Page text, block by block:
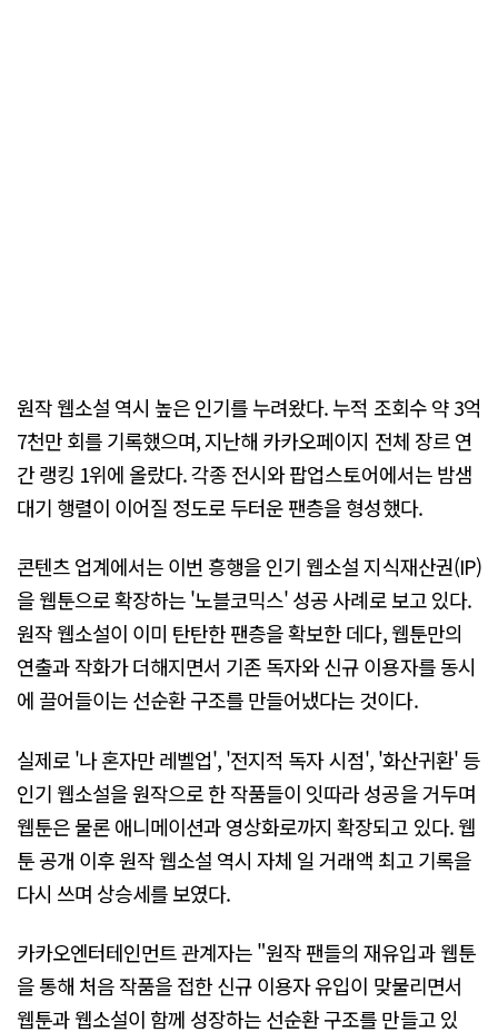
원작 웹소설 역시 높은 인기를 누려왔다. 누적 조회수 약 3억
7천만 회를 기록했으며, 지난해 카카오페이지 전체 장르 연
간 랭킹 1위에 올랐다. 각종 전시와 팝업스토어에서는 밤샘
대기 행렬이 이어질 정도로 두터운 팬층을 형성했다.
콘텐츠 업계에서는 이번 흥행을 인기 웹소설 지식재산권(IP)
을 웹툰으로 확장하는 '노블코믹스' 성공 사례로 보고 있다.
원작 웹소설이 이미 탄탄한 팬층을 확보한 데다, 웹툰만의
연출과 작화가 더해지면서 기존 독자와 신규 이용자를 동시
에 끌어들이는 선순환 구조를 만들어냈다는 것이다.
실제로 '나 혼자만 레벨업', '전지적 독자 시점', '화산귀환' 등
인기 웹소설을 원작으로 한 작품들이 잇따라 성공을 거두며
웹툰은 물론 애니메이션과 영상화로까지 확장되고 있다. 웹
툰 공개 이후 원작 웹소설 역시 자체 일 거래액 최고 기록을
다시 쓰며 상승세를 보였다.
카카오엔터테인먼트 관계자는 "원작 팬들의 재유입과 웹툰
을 통해 처음 작품을 접한 신규 이용자 유입이 맞물리면서
웹툰과 웹소설이 함께 성장하는 선순환 구조를 만들고 있